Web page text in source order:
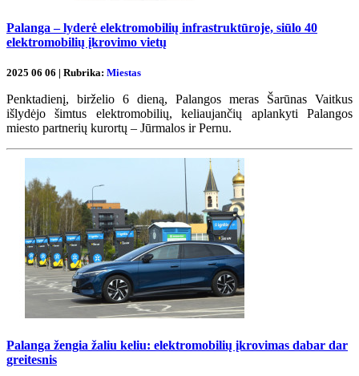
Palanga – lyderė elektromobilių infrastruktūroje, siūlo 40
elektromobilių įkrovimo vietų
2025 06 06 | Rubrika: Miestas
Penktadienį, birželio 6 dieną, Palangos meras Šarūnas Vaitkus
išlydėjo šimtus elektromobilių, keliaujančių aplankyti Palangos
miesto partnerių kurortų – Jūrmalos ir Pernu.
Palanga žengia žaliu keliu: elektromobilių įkrovimas dabar dar
greitesnis